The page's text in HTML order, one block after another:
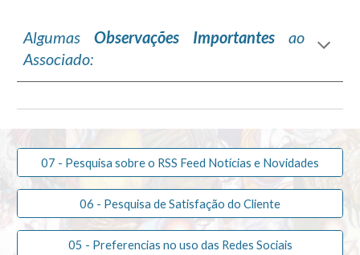
AlgumasObservações Importantesao
Associado:
07 - Pesquisa sobre o RSS Feed Notícias e Novidades
06 - Pesquisa de Satisfação do Cliente
05 - Preferencias no uso das Redes Sociais